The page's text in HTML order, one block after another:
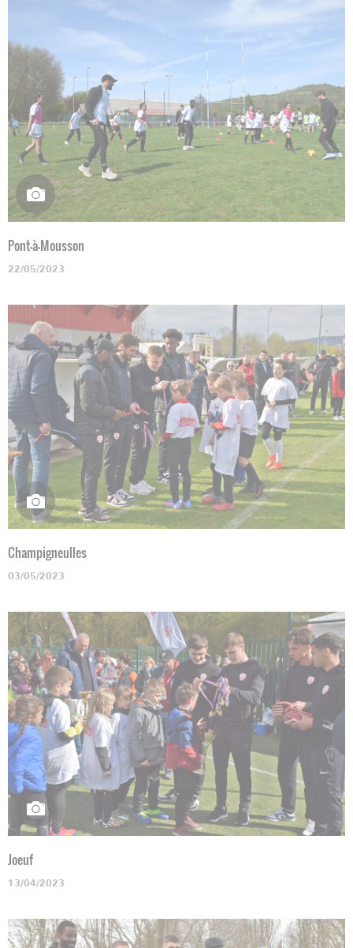
Pont-à-Mousson
22/05/2023
Champigneulles
03/05/2023
Joeuf
13/04/2023